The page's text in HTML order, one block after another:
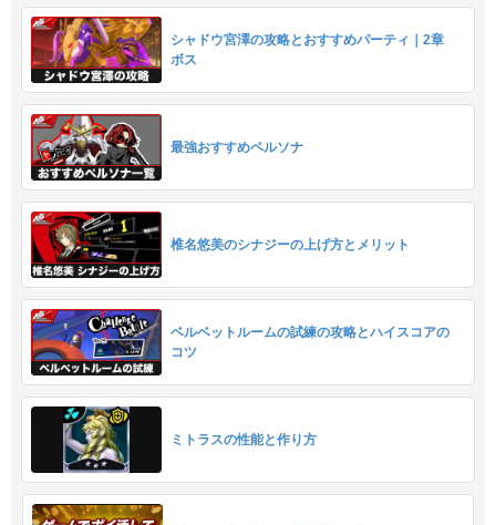
シャドウ宮澤の攻略とおすすめパーティ｜2章
ボス
最強おすすめペルソナ
椎名悠美のシナジーの上げ方とメリット
ベルベットルームの試練の攻略とハイスコアの
コツ
ミトラスの性能と作り方